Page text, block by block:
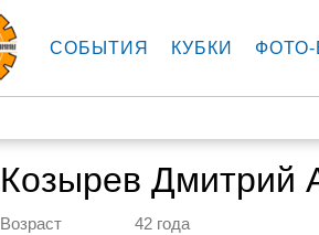
СОБЫТИЯ КУБКИ
Козырев Дмитрий
Возраст
42 года